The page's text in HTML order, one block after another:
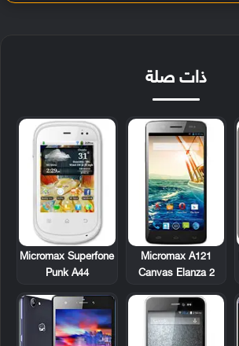
ذات صلة
Micromax A121
Canvas Elanza 2
Micromax Superfone
Punk A44